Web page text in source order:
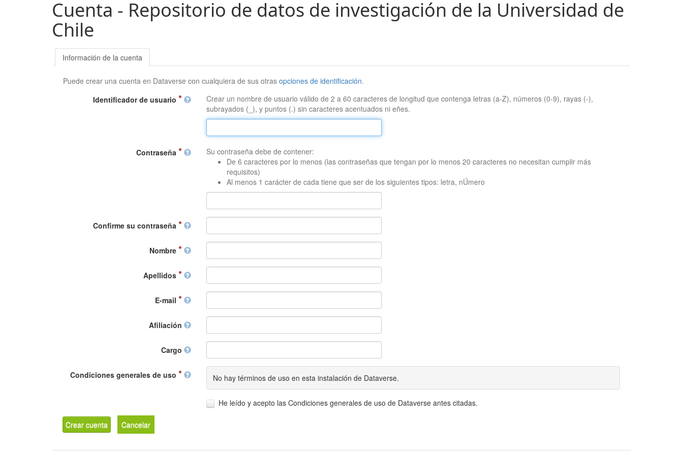
Cuenta - Repositorio de datos de investigación de la Universidad de
Chile
Información de la cuenta
Puede crear una cuenta en Dataverse con cualquiera de sus otrasopciones de identificación.
Identificador de usuario
Crear un nombre de usuario válido de 2 a 60 caracteres de longitud que contenga letras (a-Z), números (0-9), rayas (-),
subrayados (_), y puntos (.) sin caracteres acentuados ni eñes.
Contraseña
Su contraseña debe de contener:
De 6 caracteres por lo menos (las contraseñas que tengan por lo menos 20 caracteres no necesitan cumplir más
requisitos)
Al menos 1 carácter de cada tiene que ser de los siguientes tipos: letra, nÚmero
Confirme su contraseña
Nombre
Apellidos
E-mail
Afiliación
Cargo
Condiciones generales de uso No hay términos de uso en esta instalación de Dataverse.
He leído y acepto las Condiciones generales de uso de Dataverse antes citadas.
Crear cuenta Cancelar